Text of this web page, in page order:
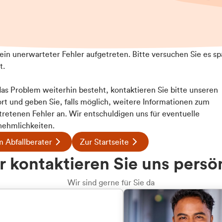
Details
Inhalte und Anzeigen zu personalisieren, Funktionen für
auf unsere Website zu analysieren. Außerdem geben wir
an unsere Partner für soziale Medien, Werbung und
möglicherweise mit weiteren Daten zusammen,
Ihrer Nutzung der Dienste gesammelt haben.
welcher
ein unerwarteter Fehler aufgetreten. Bitte versuchen Sie es
Problem weiterhin besteht, kontaktieren Sie bitte unseren
und geben Sie, falls möglich, weitere Informationen zum
Fehler an. Wir entschuldigen uns für eventuelle
Abfallberater Zur Startseite
kontaktieren Sie uns
Wir sind gerne für Sie da